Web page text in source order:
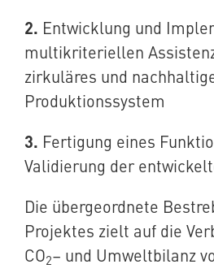
2. Entwicklung und
multikriteriellen
zirkuläres und
Produktionssystem
3. Fertigung eines
Validierung der
Die übergeordnete
Projektes zielt auf die
CO2– und Umweltbilanz